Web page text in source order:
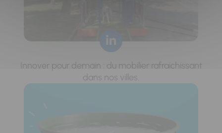
Innover pour demain : du mobilier rafraichissant
dans nos villes.